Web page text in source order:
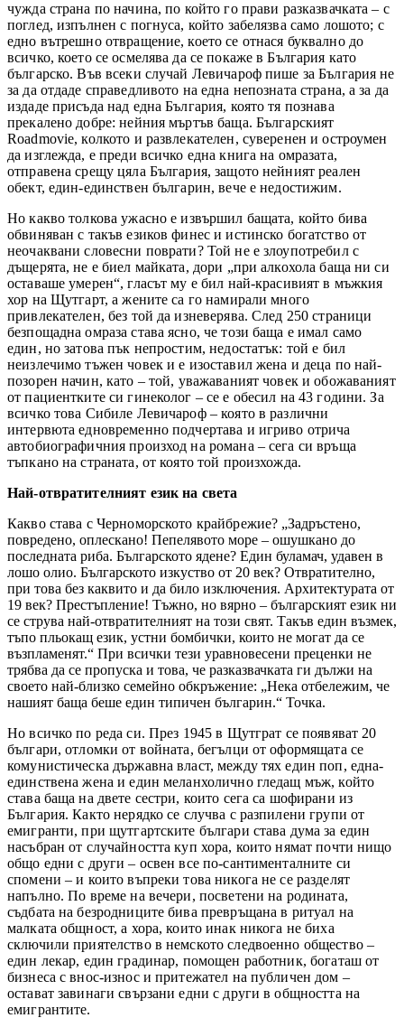
чужда страна по начина, по който го прави разказвачката – с
поглед, изпълнен с погнуса, който забелязва само лошото; с
едно вътрешно отвращение, което се отнася буквално до
всичко, което се осмелява да се покаже в България като
българско. Във всеки случай Левичароф пише за България не
за да отдаде справедливото на една непозната страна, а за да
издаде присъда над една България, която тя познава
прекалено добре: нейния мъртъв баща. Българският
Roadmovie, колкото и развлекателен, суверенен и остроумен
да изглежда, е преди всичко една книга на омразата,
отправена срещу цяла България, защото нейният реален
обект, един-единствен българин, вече е недостижим.
Но какво толкова ужасно е извършил бащата, който бива
обвиняван с такъв езиков финес и истинско богатство от
неочаквани словесни поврати? Той не е злоупотребил с
дъщерята, не е биел майката, дори „при алкохола баща ни си
оставаше умерен“, гласът му е бил най-красивият в мъжкия
хор на Щутгарт, а жените са го намирали много
привлекателен, без той да изневерява. След 250 страници
безпощадна омраза става ясно, че този баща е имал само
един, но затова пък непростим, недостатък: той е бил
неизлечимо тъжен човек и е изоставил жена и деца по най-
позорен начин, като – той, уважаваният човек и обожаваният
от пациентките си гинеколог – се е обесил на 43 години. За
всичко това Сибиле Левичароф – която в различни
интервюта едновременно подчертава и игриво отрича
автобиографичния произход на романа – сега си връща
тъпкано на страната, от която той произхожда.
Най-отвратителният език на света
Какво става с Черноморското крайбрежие? „Задръстено,
повредено, оплескано! Пепелявото море – ошушкано до
последната риба. Българското ядене? Един буламач, удавен в
лошо олио. Българското изкуство от 20 век? Отвратително,
при това без каквито и да било изключения. Архитектурата от
19 век? Престъпление! Тъжно, но вярно – българският език ни
се струва най-отвратителният на този свят. Такъв един възмек,
тъпо пльокащ език, устни бомбички, които не могат да се
възпламенят.“ При всички тези уравновесени преценки не
трябва да се пропуска и това, че разказвачката ги дължи на
своето най-близко семейно обкръжение: „Нека отбележим, че
нашият баща беше един типичен българин.“ Точка.
Но всичко по реда си. През 1945 в Щутграт се появяват 20
българи, отломки от войната, бегълци от оформящата се
комунистическа държавна власт, между тях един поп, една-
единствена жена и един меланхолично гледащ мъж, който
става баща на двете сестри, които сега са шофирани из
България. Както нерядко се случва с разпилени групи от
емигранти, при щутгартските българи става дума за един
насъбран от случайността куп хора, които нямат почти нищо
общо едни с други – освен все по-сантименталните си
спомени – и които въпреки това никога не се разделят
напълно. По време на вечери, посветени на родината,
съдбата на безродниците бива превръщана в ритуал на
малката общност, а хора, които инак никога не биха
сключили приятелство в немското следвоенно общество –
един лекар, един градинар, помощен работник, богаташ от
бизнеса с внос-износ и притежател на публичен дом –
остават завинаги свързани едни с други в общността на
емигрантите.